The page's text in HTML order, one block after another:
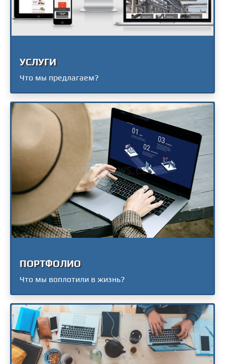
УСЛУГИ
Что мы предлагаем?
ПОРТФОЛИО
Что мы воплотили в жизнь?